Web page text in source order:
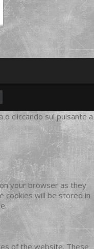
o cliccando sul pulsante a
your browser as they
cookies will be stored in
of the website. These